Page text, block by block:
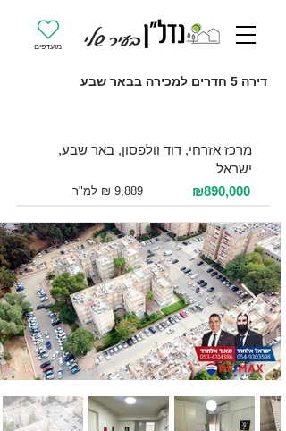
מועדפים
דירה 5 חדרים למכירה בבאר שבע
מרכז אזרחי, דוד וולפסון, באר שבע,
ישראל
₪890,000